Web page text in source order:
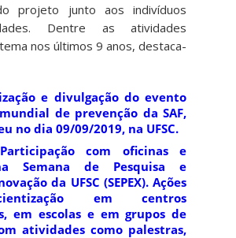
projeto junto aos indivíduos
Dentre as atividades
nos últimos 9 anos, destaca-
e divulgação do evento
de prevenção da SAF,
no dia 09/09/2019, na UFSC.
Participação com oficinas e
Semana de Pesquisa e
da UFSC (SEPEX). Ações
em centros
em escolas e em grupos de
atividades como palestras,